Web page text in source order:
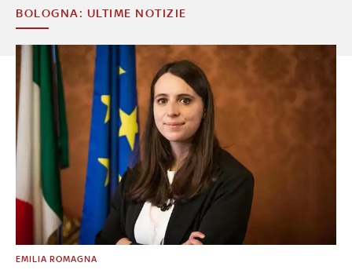
BOLOGNA: ULTIME NOTIZIE
EMILIA ROMAGNA